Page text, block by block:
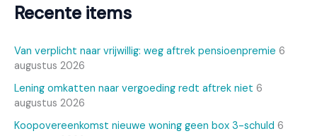
Recente items
Van verplicht naar vrijwillig: weg aftrek pensioenpremie 6
augustus 2026
Lening omkatten naar vergoeding redt aftrek niet 6
augustus 2026
Koopovereenkomst nieuwe woning geen box 3-schuld 6